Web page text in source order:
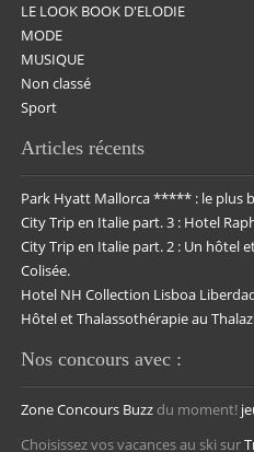
LE LOOK BOOK D'ELODIE
MODE
MUSIQUE
Non classé
Sport
Articles récents
Park Hyatt Mallorca ***** : le plus
City Trip en Italie part. 3 : Hotel
City Trip en Italie part. 2 : Un hôtel
Colisée.
Hotel NH Collection Lisboa
Hôtel et Thalassothérapie au
Nos concours avec :
Zone Concours Buzz du moment!
Choisissez vos vacances au ski sur